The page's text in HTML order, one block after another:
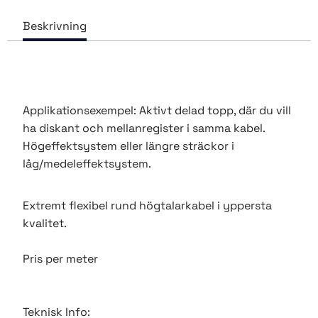
Applikationsexempel: Aktivt delad topp, där du vill
ha diskant och mellanregister i samma kabel.
Högeffektsystem eller längre sträckor i
låg/medeleffektsystem.
Extremt flexibel rund högtalarkabel i yppersta
kvalitet.
Pris per meter
Teknisk Info: